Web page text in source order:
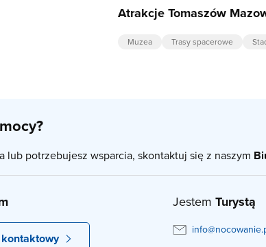
Atrakcje Tomaszów
Muzea Trasy spacerowe
lub potrzebujesz wsparcia, skontaktuj się z naszym
Jestem Turystą